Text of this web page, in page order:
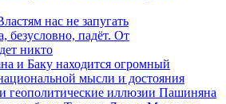
нас не запугать
падёт. От
никто
и Баку находится огромный
мысли и достояния
геополитические иллюзии Пашиняна